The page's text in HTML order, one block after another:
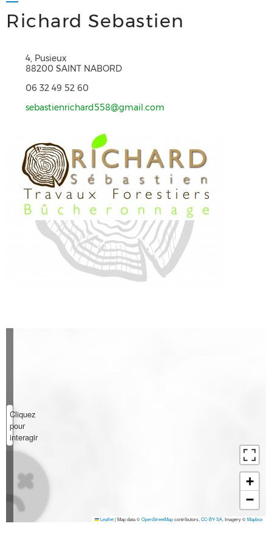
Richard Sebastien
4, Pusieux
88200 SAINT NABORD
06 32 49 52 60
sebastienrichard558@gmail.com
Cliquez
pour
interagir
+
−
Leaflet|Map data ©OpenStreetMapcontributors, CC-BY-SA , Imagery ©Mapbox